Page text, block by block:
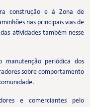
construção e à Zona de
nas principais vias de
atividades também nesse
manutenção periódica dos
sobre comportamento
e comerciantes pelo